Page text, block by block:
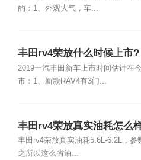
的：1、外观大气，车...
丰田rv4荣放什么时候上市?
2019一汽丰田新车上市时间估计在
市：1、新款RAV4有3门...
丰田rv4荣放真实油耗怎么
丰田rv4荣放真实油耗5.6L-6.2L，参
之所以这么省油...